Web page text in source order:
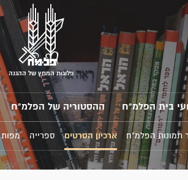
פלוגות המחץ של ההגנה
בית הפלמ"ח ההסטוריה של הפלמ"ח
תמונות הפלמ"ח ארכיון הסרטים ספרייה מפות